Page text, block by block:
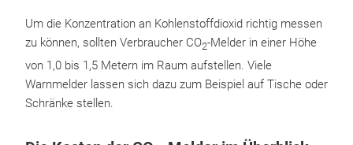
Um die Konzentration an Kohlenstoffdioxid richtig messen
zu können, sollten Verbraucher CO2-Melder in einer Höhe
von 1,0 bis 1,5 Metern im Raum aufstellen. Viele
Warnmelder lassen sich dazu zum Beispiel auf Tische oder
Schränke stellen.